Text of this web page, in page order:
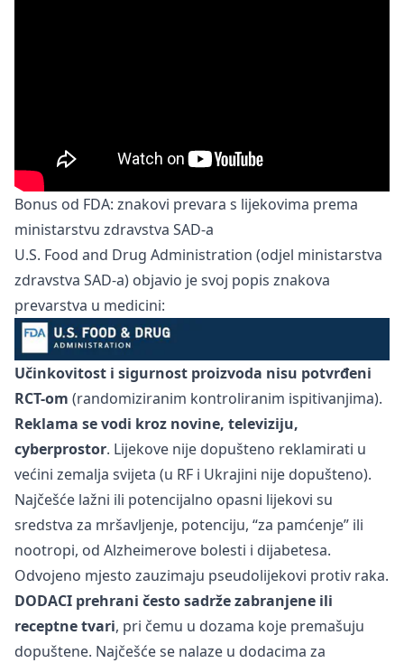
Bonus od FDA: znakovi prevara s lijekovima prema
ministarstvu zdravstva SAD-a
U.S. Food and Drug Administration (odjel ministarstva
zdravstva SAD-a) objavio je svoj popis znakova
prevarstva u medicini:
Učinkovitost i sigurnost proizvoda nisu potvrđeni
RCT-om (randomiziranim kontroliranim ispitivanjima).
Reklama se vodi kroz novine, televiziju,
cyberprostor. Lijekove nije dopušteno reklamirati u
većini zemalja svijeta (u RF i Ukrajini nije dopušteno).
Najčešće lažni ili potencijalno opasni lijekovi su
sredstva za mršavljenje, potenciju, “za pamćenje” ili
nootropi, od Alzheimerove bolesti i dijabetesa.
Odvojeno mjesto zauzimaju pseudolijekovi protiv raka.
DODACI prehrani često sadrže zabranjene ili
receptne tvari, pri čemu u dozama koje premašuju
dopuštene. Najčešće se nalaze u dodacima za